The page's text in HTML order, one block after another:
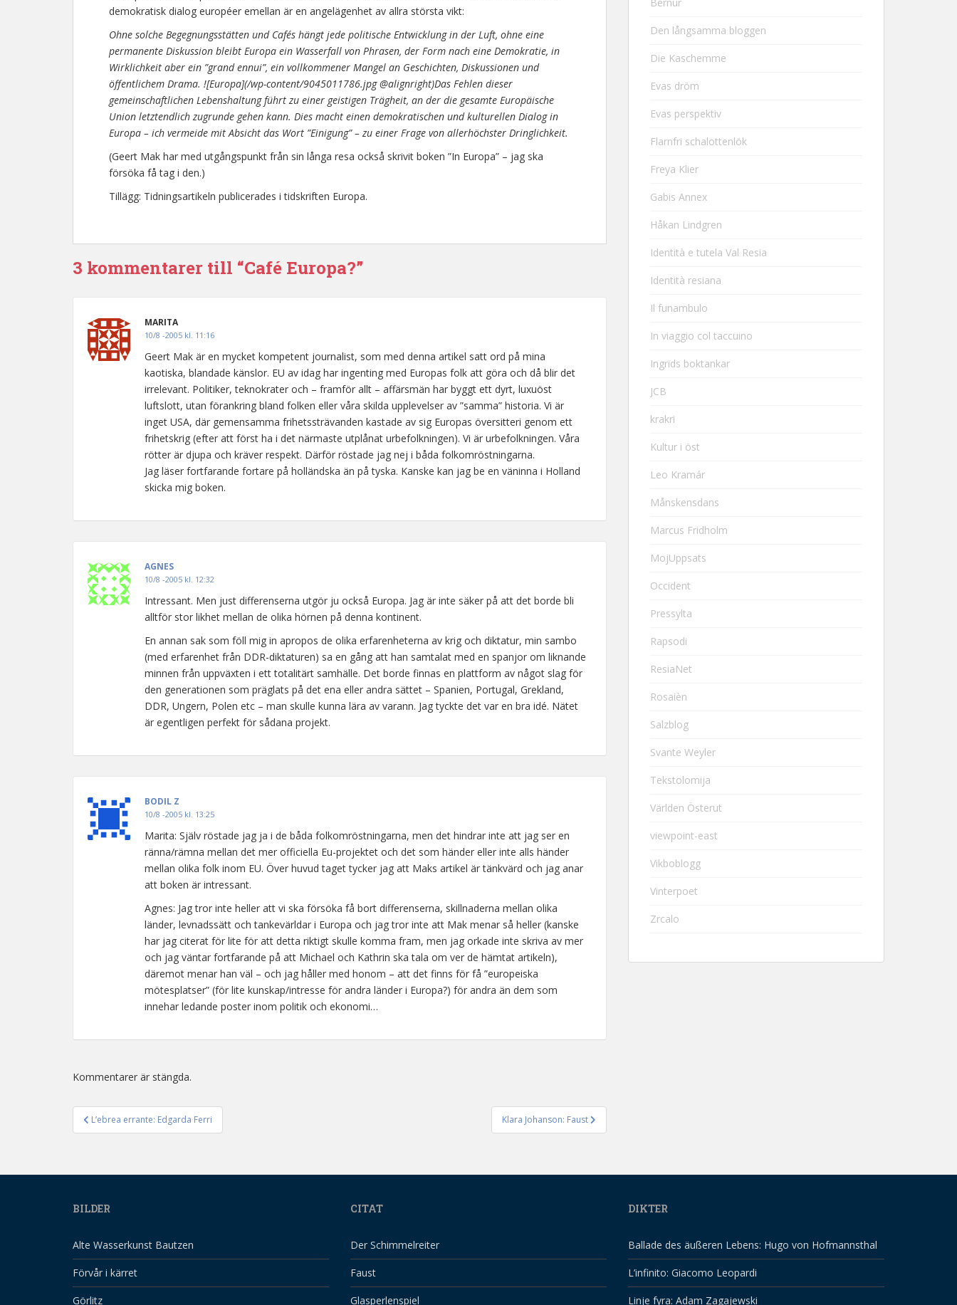
demokratisk dialog européer emellan är en angelägenhet av allra största vikt:
Ohne solche Begegnungsstätten und Cafés hängt jede politische Entwicklung in der Luft, ohne eine
permanente Diskussion bleibt Europa ein Wasserfall von Phrasen, der Form nach eine Demokratie, in
Wirklichkeit aber ein ”grand ennui”, ein vollkommener Mangel an Geschichten, Diskussionen und
öffentlichem Drama. ![Europa](/wp-content/9045011786.jpg @alignright)Das Fehlen dieser
gemeinschaftlichen Lebenshaltung führt zu einer geistigen Trägheit, an der die gesamte Europäische
Union letztendlich zugrunde gehen kann. Dies macht einen demokratischen und kulturellen Dialog in
Europa – ich vermeide mit Absicht das Wort ”Einigung” – zu einer Frage von allerhöchster Dringlichkeit.
(Geert Mak har med utgångspunkt från sin långa resa också skrivit boken ”In Europa” – jag ska
försöka få tag i den.)
Tillägg: Tidningsartikeln publicerades i tidskriften Europa.
3 kommentarer till “Café Europa?”
MARITA
10/8 -2005 kl. 11:16
Geert Mak är en mycket kompetent journalist, som med denna artikel satt ord på mina
kaotiska, blandade känslor. EU av idag har ingenting med Europas folk att göra och då blir det
irrelevant. Politiker, teknokrater och – framför allt – affärsmän har byggt ett dyrt, luxuöst
luftslott, utan förankring bland folken eller våra skilda upplevelser av ”samma” historia. Vi är
inget USA, där gemensamma frihetssträvanden kastade av sig Europas översitteri genom ett
frihetskrig (efter att först ha i det närmaste utplånat urbefolkningen). Vi är urbefolkningen. Våra
rötter är djupa och kräver respekt. Därför röstade jag nej i båda folkomröstningarna.
Jag läser fortfarande fortare på holländska än på tyska. Kanske kan jag be en väninna i Holland
skicka mig boken.
AGNES
10/8 -2005 kl. 12:32
Intressant. Men just differenserna utgör ju också Europa. Jag är inte säker på att det borde bli
alltför stor likhet mellan de olika hörnen på denna kontinent.
En annan sak som föll mig in apropos de olika erfarenheterna av krig och diktatur, min sambo
(med erfarenhet från DDR-diktaturen) sa en gång att han samtalat med en spanjor om liknande
minnen från uppväxten i ett totalitärt samhälle. Det borde finnas en plattform av något slag för
den generationen som präglats på det ena eller andra sättet – Spanien, Portugal, Grekland,
DDR, Ungern, Polen etc – man skulle kunna lära av varann. Jag tyckte det var en bra idé. Nätet
är egentligen perfekt för sådana projekt.
BODIL Z
10/8 -2005 kl. 13:25
Marita: Själv röstade jag ja i de båda folkomröstningarna, men det hindrar inte att jag ser en
ränna/rämna mellan det mer officiella Eu-projektet och det som händer eller inte alls händer
mellan olika folk inom EU. Över huvud taget tycker jag att Maks artikel är tänkvärd och jag anar
att boken är intressant.
Agnes: Jag tror inte heller att vi ska försöka få bort differenserna, skillnaderna mellan olika
länder, levnadssätt och tankevärldar i Europa och jag tror inte att Mak menar så heller (kanske
har jag citerat för lite för att detta riktigt skulle komma fram, men jag orkade inte skriva av mer
och jag väntar fortfarande på att Michael och Kathrin ska tala om ver de hämtat artikeln),
däremot menar han väl – och jag håller med honom – att det finns för få ”europeiska
mötesplatser” (för lite kunskap/intresse för andra länder i Europa?) för andra än dem som
innehar ledande poster inom politik och ekonomi…
Kommentarer är stängda.
Inläggsnavigering
L’ebrea errante: Edgarda Ferri Klara Johanson: Faust
Den långsamma bloggen
Die Kaschemme
Evas dröm
Evas perspektiv
Flarnfri schalottenlök
Freya Klier
Gabis Annex
Håkan Lindgren
Identità e tutela Val Resia
Identità resiana
Il funambulo
In viaggio col taccuino
Ingrids boktankar
JCB
krakri
Kultur i öst
Leo Kramár
Månskensdans
Marcus Fridholm
MojUppsats
Occident
Pressylta
Rapsodi
ResiaNet
Rosaièn
Salzblog
Svante Weyler
Tekstolomija
Världen Österut
viewpoint-east
Vikboblogg
Vinterpoet
Zrcalo
BILDER
Alte Wasserkunst Bautzen
Förvår i kärret
Görlitz
CITAT
Der Schimmelreiter
Faust
Glasperlenspiel
DIKTER
Ballade des äußeren Lebens: Hugo von Hofmannsthal
L’infinito: Giacomo Leopardi
Linje fyra: Adam Zagajewski